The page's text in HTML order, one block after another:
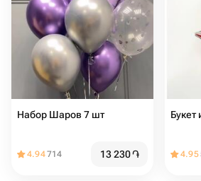
Набор Шаров 7 шт
4.94714 13 230֏
Букет
4.95